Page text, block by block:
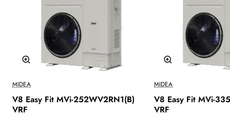
Бесплатна Достава
MIDEA
V8 Easy Fit MVi-252WV2RN1(B)
VRF
MIDEA
V8 Easy Fit MVi-
VRF